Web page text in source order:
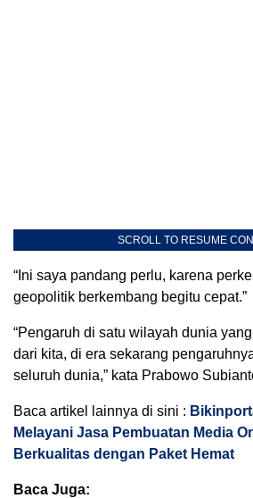
SCROLL TO RESUME
“Ini saya pandang perlu, karena
geopolitik berkembang begitu cepat.”
“Pengaruh di satu wilayah dunia
dari kita, di era sekarang
seluruh dunia,” kata Prabowo
Baca artikel lainnya di sini :
Melayani Jasa Pembuatan Media
Berkualitas dengan Paket Hemat
Baca Juga: